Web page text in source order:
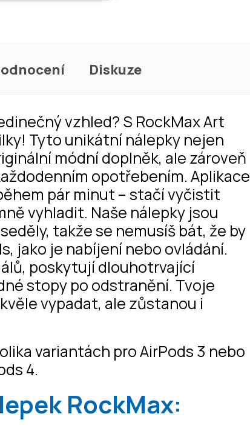
Diskuze
vzhled? S RockMax Art
Tyto unikátní nálepky nejen
módní doplněk, ale zároveň
opotřebením. Aplikace
pár minut – stačí vyčistit
vyhladit. Naše nálepky jsou
takže se nemusíš bát, že by
jako je nabíjení nebo ovládání.
poskytují dlouhotrvající
stopy po odstranění. Tvoje
vypadat, ale zůstanou i
variantách pro AirPods 3 nebo
4.
RockMax: